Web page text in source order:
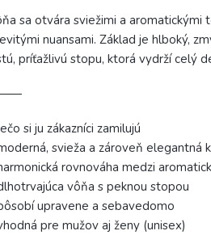
sa otvára sviežimi a
nuansami. Základ je hlboký,
príťažlivú stopu, ktorá vydrží celý
si ju zákazníci zamilujú
svieža a zároveň elegantná
rovnováha medzi
vôňa s peknou stopou
upravene a sebavedomo
pre mužov aj ženy (unisex)